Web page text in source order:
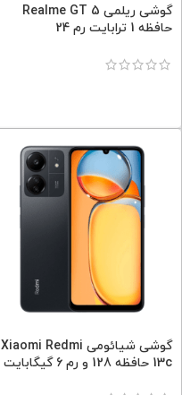
گوشی ریلمی Realme GT 5
حافظه 1 ترابایت رم 24
گوشی شیائومی Xiaomi Redmi
13c حافظه 128 و رم 6 گیگابایت